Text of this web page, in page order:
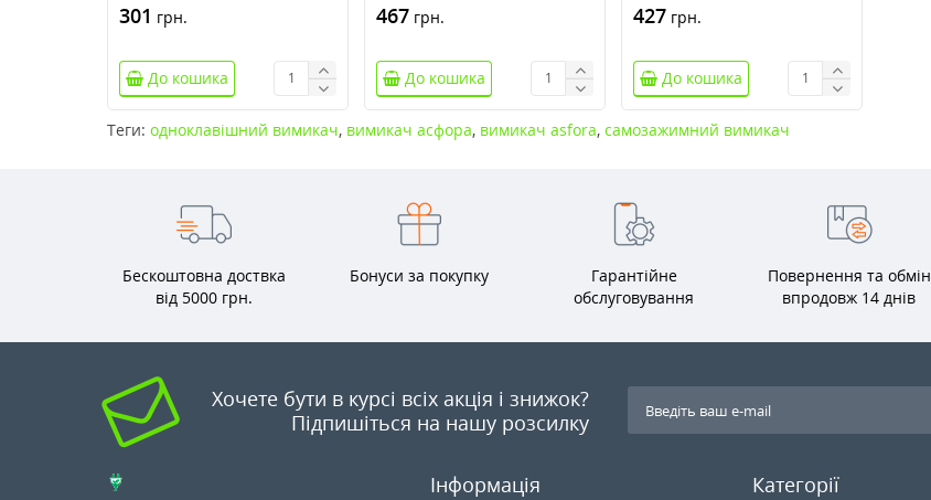
301 грн.
До кошика
467 грн.
До кошика
427 грн.
До кошика
Теги: одноклавішний вимикач, вимикач асфора, вимикач asfora, самозажимний вимикач
Бескоштовна доствка
від 5000 грн.
Бонуси за покупку
Гарантійне
обслуговування
Повернення та обмін
впродовж 14 днів
Хочете бути в курсі всіх акція і знижок?
Підпишіться на нашу розсилку
Інформація Категорії